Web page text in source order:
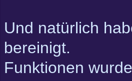
Und natürlich
bereinigt.
Funktionen